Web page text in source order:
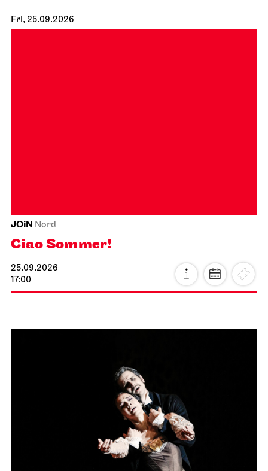
Fri, 25.09.2026
JOiN Nord
Ciao Sommer!
25.09.2026
17:00